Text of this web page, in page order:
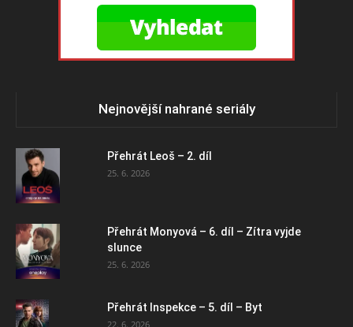
Nejnovější nahrané seriály
Přehrát Leoš – 2. díl
25. 6. 2026
Přehrát Monyová – 6. díl – Zítra vyjde
slunce
25. 6. 2026
Přehrát Inspekce – 5. díl – Byt
22. 6. 2026